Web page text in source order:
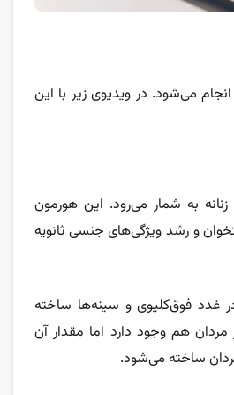
می‌شود. در ویدیوی زیر با این
به شمار می‌رود. این هورمون
و رشد ویژگی‌های جنسی ثانویه
غدد فوق‌کلیوی و سینه‌ها ساخته
هم وجود دارد اما مقدار آن
ساخته می‌شود.